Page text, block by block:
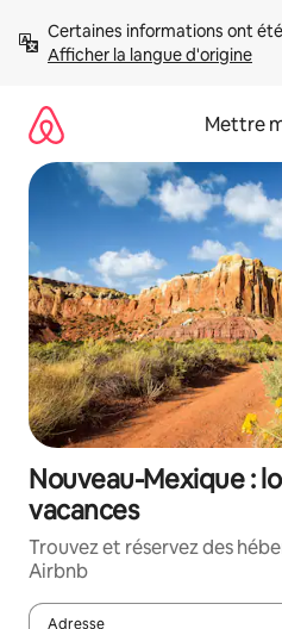
directement
Afficher la langue d'origine
Mettre
Nouveau-Mexique :
vacances
Trouvez et réservez des
Airbnb
Adresse